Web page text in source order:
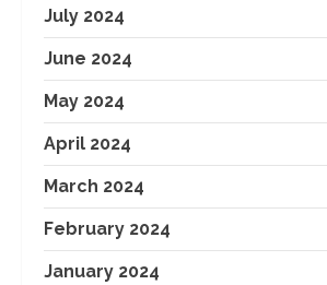
July 2024
June 2024
May 2024
April 2024
March 2024
February 2024
January 2024